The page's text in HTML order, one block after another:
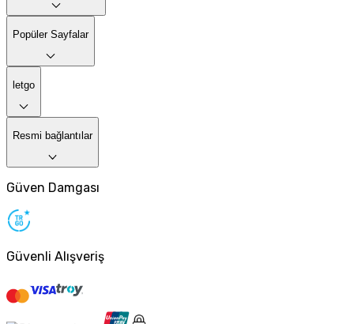
Popüler Sayfalar
letgo
Resmi bağlantılar
Güven Damgası
Güvenli Alışveriş